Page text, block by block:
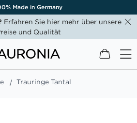
Made in Germany
Erfahren Sie hier mehr über unsere
und Qualität
Mein
Trauringe Tantal